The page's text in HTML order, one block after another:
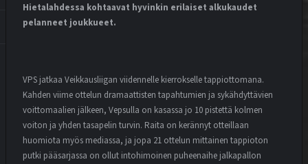
Hietalahdessa kohtaavat hyvinkin erilaiset alkukaudet
pelanneet joukkueet.
VPS jatkaa Veikkausliigan viidennelle kierrokselle tappiottomana.
Kahden viime ottelun dramaattisten tapahtumien ja sykähdyttävien
voittomaalien jälkeen, Vepsulla on kasassa jo 10 pistettä kolmen
voiton ja yhden tasapelin turvin. Raita on kerännyt otteillaan
huomiota myös mediassa, ja jopa 21 ottelun mittainen tappioton
putki pääsarjassa on ollut intohimoinen puheenaihe jalkapallon